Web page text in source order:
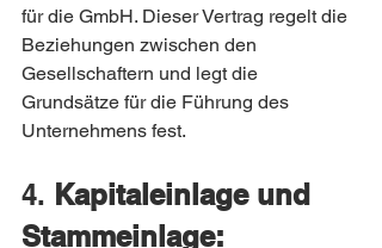
für die GmbH. Dieser Vertrag regelt die
Beziehungen zwischen den
Gesellschaftern und legt die
Grundsätze für die Führung des
Unternehmens fest.
4. Kapitaleinlage und
Stammeinlage: